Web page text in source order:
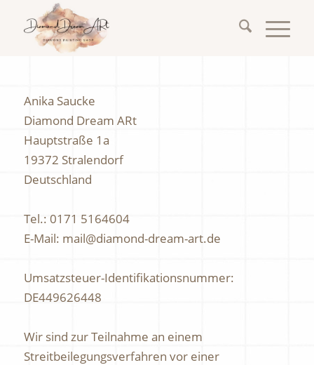
Anika Saucke
Diamond Dream ARt
Hauptstraße 1a
19372 Stralendorf
Deutschland
Tel.: 0171 5164604
E-Mail: mail@diamond-dream-art.de
Umsatzsteuer-Identifikationsnummer:
DE449626448
Wir sind zur Teilnahme an einem
Streitbeilegungsverfahren vor einer